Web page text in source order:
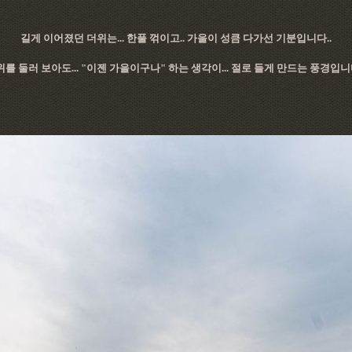
길게 이어졌던 더위는... 한풀 꺾이고.. 가을이 성큼 다가선 기분입니다..
를 둘러 보아도... "이젠 가을이구나" 하는 생각이... 절로 들게 만드는 풍경입니